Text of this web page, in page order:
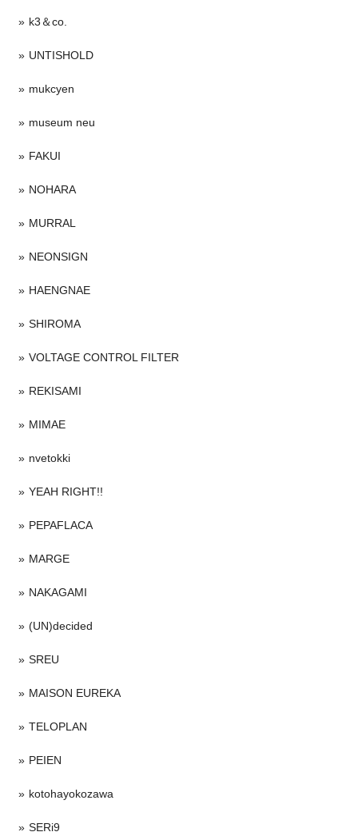
k3＆co.
UNTISHOLD
mukcyen
museum neu
FAKUI
NOHARA
MURRAL
NEONSIGN
HAENGNAE
SHIROMA
VOLTAGE CONTROL FILTER
REKISAMI
MIMAE
nvetokki
YEAH RIGHT!!
PEPAFLACA
MARGE
NAKAGAMI
(UN)decided
SREU
MAISON EUREKA
TELOPLAN
PEIEN
kotohayokozawa
SERi9